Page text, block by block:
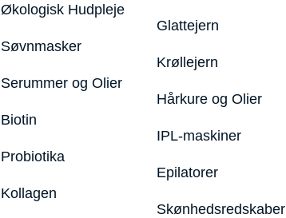
Økologisk Hudpleje
Søvnmasker
Serummer og Olier
Biotin
Probiotika
Kollagen
Glattejern
Krøllejern
Hårkure og Olier
IPL-maskiner
Epilatorer
Skønhedsredskaber